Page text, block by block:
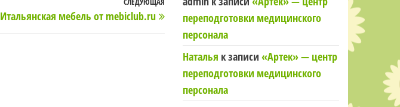
Следующая
запись
Итальянская мебель от mebiclub.ru
переподготовки медицинского
персонала
Наталья к записи «Артек» — центр
переподготовки медицинского
персонала